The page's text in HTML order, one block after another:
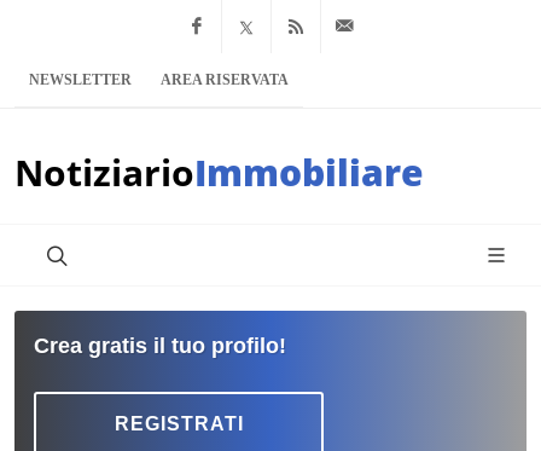
Facebook
x.com Feed RSS
NEWSLETTER AREA RISERVATA
NotiziarioImmobiliare
Crea gratis il tuo profilo!
REGISTRATI